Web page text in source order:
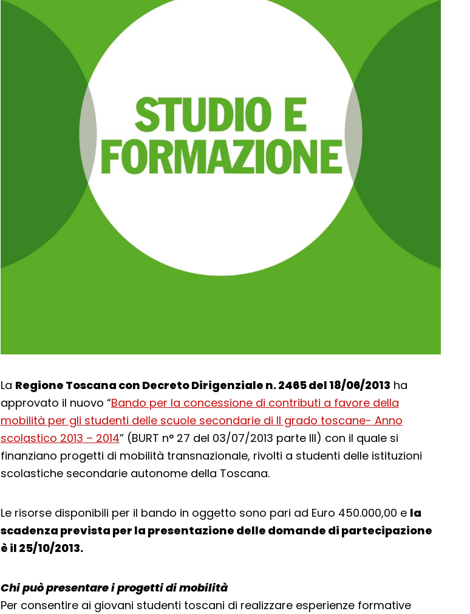
La Regione Toscana con Decreto Dirigenziale n. 2465 del 18/06/2013 ha
approvato il nuovo “Bando per la concessione di contributi a favore della
mobilità per gli studenti delle scuole secondarie di II grado toscane- Anno
scolastico 2013 – 2014” (BURT n° 27 del 03/07/2013 parte III) con il quale si
finanziano progetti di mobilità transnazionale, rivolti a studenti delle istituzioni
scolastiche secondarie autonome della Toscana.
Le risorse disponibili per il bando in oggetto sono pari ad Euro 450.000,00 e la
scadenza prevista per la presentazione delle domande di partecipazione
è il 25/10/2013.
Chi può presentare i progetti di mobilità
Per consentire ai giovani studenti toscani di realizzare esperienze formative